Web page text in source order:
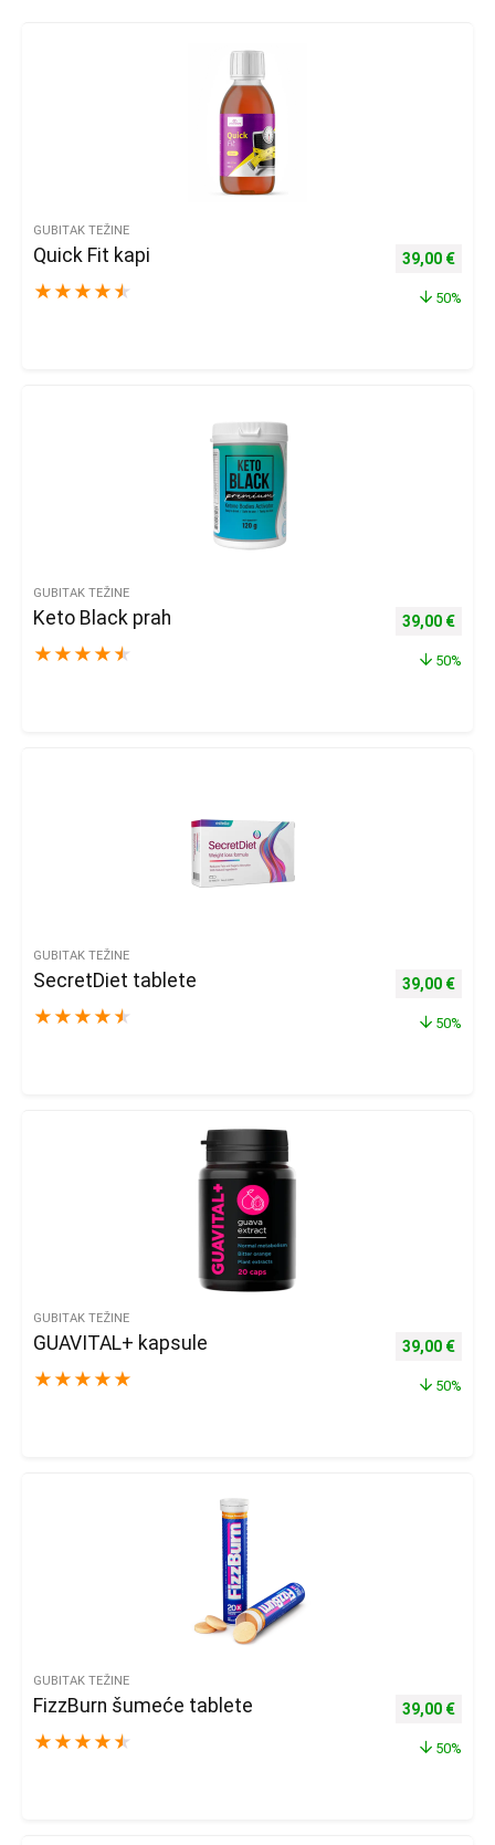
GUBITAK TEŽINE
Quick Fit kapi
★ ★ ★ ★ ★
Izvorna
39,00 €
50%
GUBITAK TEŽINE
Keto Black prah
★ ★ ★ ★ ★
Izvorna
39,00 €
50%
GUBITAK TEŽINE
SecretDiet tablete
★ ★ ★ ★ ★
Izvorna
39,00 €
50%
GUBITAK TEŽINE
GUAVITAL+ kapsule
★ ★ ★ ★ ★
Izvorna
39,00 €
50%
GUBITAK TEŽINE
FizzBurn šumeće tablete
★ ★ ★ ★ ★
Izvorna
39,00 €
50%